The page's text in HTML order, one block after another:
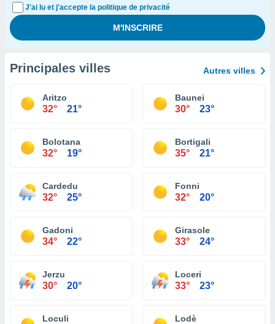
J'ai lu et j'accepte la politique de privacité
Principales villes Autres villes
Aritzo
32° 21°
Baunei
30° 23°
Bolotana
32° 19°
Bortigali
35° 21°
Cardedu
32° 25°
Fonni
32° 20°
Gadoni
34° 22°
Girasole
33° 24°
Jerzu
30° 20°
Loceri
33° 23°
Loculi Lodè